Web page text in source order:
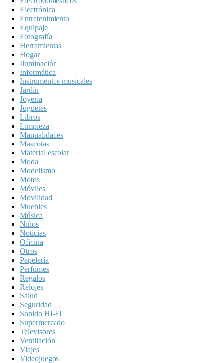
Electrónica
Entretenimiento
Equipaje
Fotografía
Herramientas
Hogar
Iluminación
Informática
Instrumentos musicales
Jardín
Joyeria
Juguetes
Libros
Limpieza
Manualidades
Mascotas
Material escolar
Moda
Modelismo
Motos
Móviles
Movilidad
Muebles
Música
Niños
Noticias
Oficina
Otros
Papelería
Perfumes
Regalos
Relojes
Salud
Seguridad
Sonido HI-FI
Supermercado
Televisores
Ventilación
Viajes
Videojuegos